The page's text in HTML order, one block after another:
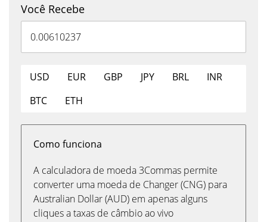
Você Recebe
USD EUR GBP JPY BRL
INR
BTC
ETH
Como funciona
A calculadora de moeda 3Commas permite
converter uma moeda de Changer (CNG) para
Australian Dollar (AUD) em apenas alguns
cliques a taxas de câmbio ao vivo